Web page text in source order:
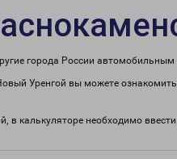
города России
Уренгой вы можете
в калькуляторе необходимо